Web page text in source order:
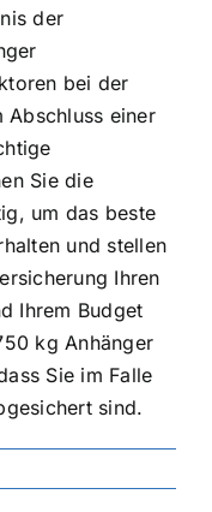
der
bei der
Abschluss einer
Sie die
um das beste
und stellen
Ihren
Ihrem Budget
kg Anhänger
Sie im Falle
sind.